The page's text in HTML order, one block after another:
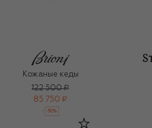
Кожаные кеды
122 500 ₽
85 750 ₽
-30%